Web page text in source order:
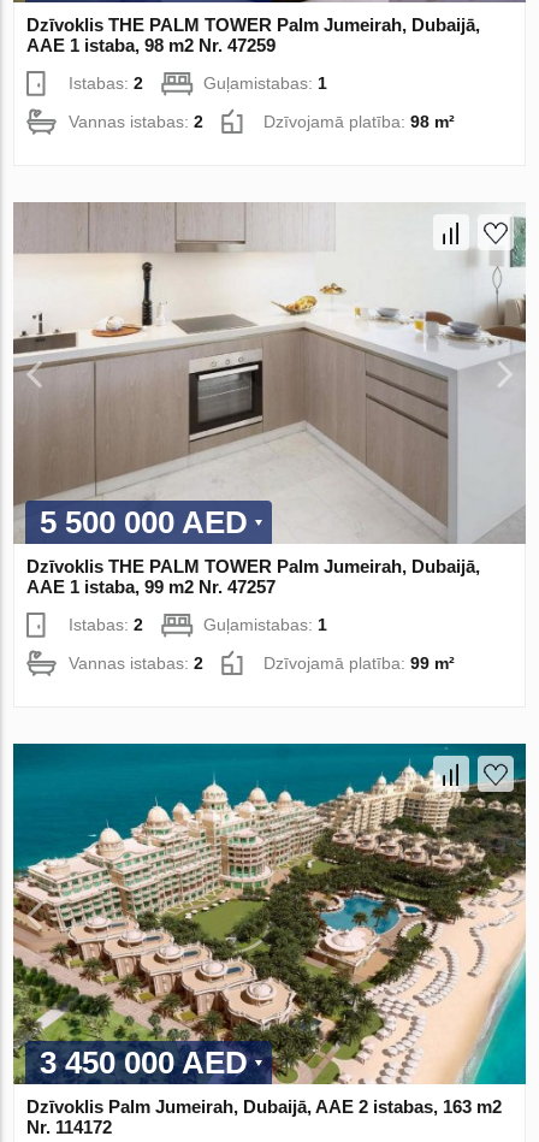
Dzīvoklis THE PALM TOWER Palm Jumeirah, Dubaijā,
AAE 1 istaba, 98 m2 Nr. 47259
Istabas:2 Guļamistabas: 1
Vannas istabas:2 Dzīvojamā platība:98 m²
5 500 000 AED
Dzīvoklis THE PALM TOWER Palm Jumeirah, Dubaijā,
AAE 1 istaba, 99 m2 Nr. 47257
Istabas:2 Guļamistabas: 1
Vannas istabas:2 Dzīvojamā platība:99 m²
3 450 000 AED
Dzīvoklis Palm Jumeirah, Dubaijā, AAE 2 istabas, 163 m2
Nr. 114172